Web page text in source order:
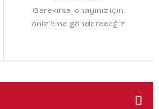
Gerekirse, onayınız için
önizleme göndereceğiz.